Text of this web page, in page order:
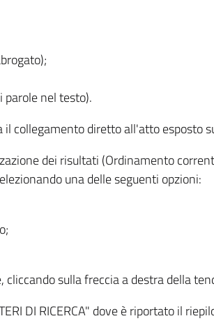
parole nel testo).
collegamento diretto all'atto esposto
dei risultati (Ordinamento
una delle seguenti opzioni:
cliccando sulla freccia a destra della
DI RICERCA" dove è riportato il